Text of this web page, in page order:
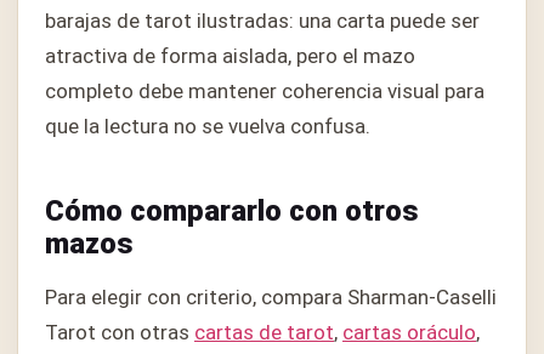
barajas de tarot ilustradas: una carta puede ser
atractiva de forma aislada, pero el mazo
completo debe mantener coherencia visual para
que la lectura no se vuelva confusa.
Cómo compararlo con otros
mazos
Para elegir con criterio, compara Sharman-Caselli
Tarot con otras cartas de tarot, cartas oráculo,